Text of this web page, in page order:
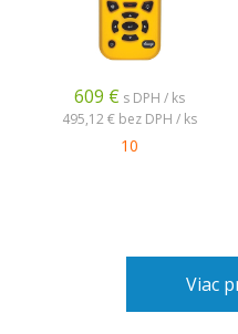
609 € s DPH / ks
495,12 € bez DPH / ks
10
Viac